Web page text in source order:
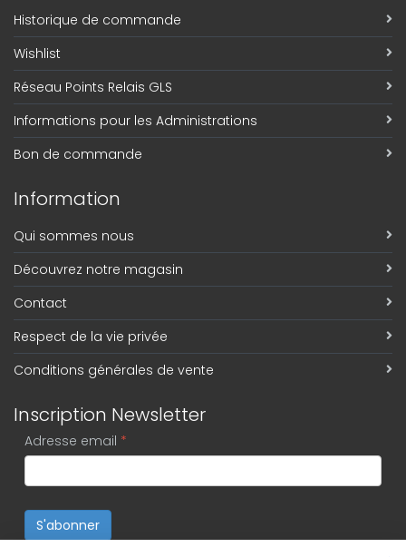
Historique de commande
Wishlist
Réseau Points Relais GLS
Informations pour les Administrations
Bon de commande
Information
Qui sommes nous
Découvrez notre magasin
Contact
Respect de la vie privée
Conditions générales de vente
Inscription Newsletter
Adresse email *
S'abonner